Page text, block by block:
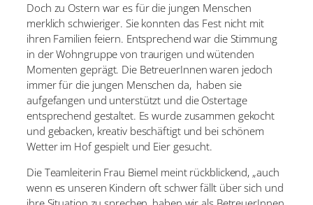
Doch zu Ostern war es für die jungen Menschen
merklich schwieriger. Sie konnten das Fest nicht mit
ihren Familien feiern. Entsprechend war die Stimmung
in der Wohngruppe von traurigen und wütenden
Momenten geprägt. Die BetreuerInnen waren jedoch
immer für die jungen Menschen da, haben sie
aufgefangen und unterstützt und die Ostertage
entsprechend gestaltet. Es wurde zusammen gekocht
und gebacken, kreativ beschäftigt und bei schönem
Wetter im Hof gespielt und Eier gesucht.
Die Teamleiterin Frau Biemel meint rückblickend, „auch
wenn es unseren Kindern oft schwer fällt über sich und